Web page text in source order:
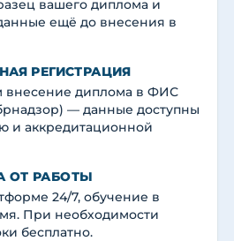
вашего диплома и
ещё до внесения в
РЕГИСТРАЦИЯ
внесение диплома в ФИС
— данные доступны
и аккредитационной
ОТ РАБОТЫ
24/7, обучение в
При необходимости
бесплатно.